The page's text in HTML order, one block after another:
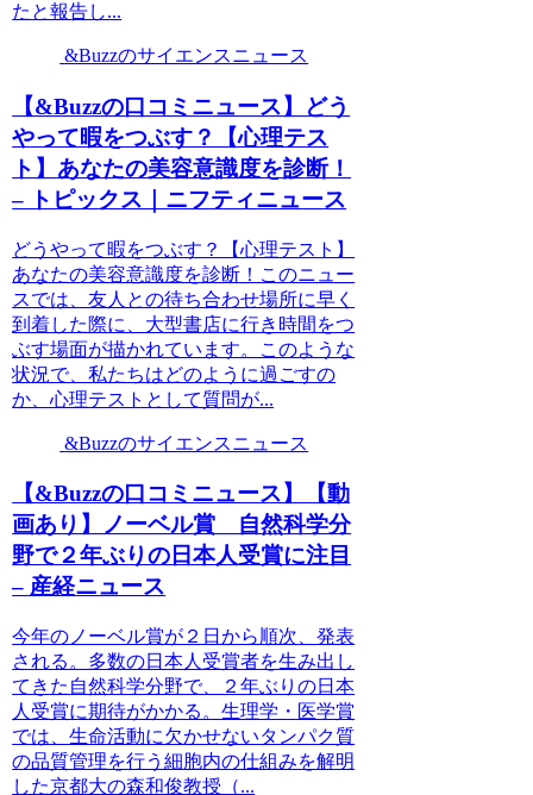
たと報告し...
&Buzzのサイエンスニュース
【&Buzzの口コミニュース】どう
やって暇をつぶす？【心理テス
ト】あなたの美容意識度を診断！
– トピックス｜ニフティニュース
どうやって暇をつぶす？【心理テスト】
あなたの美容意識度を診断！このニュー
スでは、友人との待ち合わせ場所に早く
到着した際に、大型書店に行き時間をつ
ぶす場面が描かれています。このような
状況で、私たちはどのように過ごすの
か、心理テストとして質問が...
&Buzzのサイエンスニュース
【&Buzzの口コミニュース】【動
画あり】ノーベル賞 自然科学分
野で２年ぶりの日本人受賞に注目
– 産経ニュース
今年のノーベル賞が２日から順次、発表
される。多数の日本人受賞者を生み出し
てきた自然科学分野で、２年ぶりの日本
人受賞に期待がかかる。生理学・医学賞
では、生命活動に欠かせないタンパク質
の品質管理を行う細胞内の仕組みを解明
した京都大の森和俊教授（...